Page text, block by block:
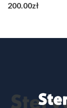
200.00zł